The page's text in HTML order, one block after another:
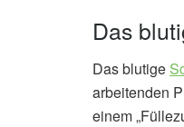
Das
Das blutige
arbeitenden
einem